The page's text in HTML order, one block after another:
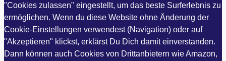
"Cookies zulassen" eingestellt, um das beste Surferlebnis zu
ermöglichen. Wenn du diese Website ohne Änderung der
Cookie-Einstellungen verwendest (Navigation) oder auf
"Akzeptieren" klickst, erklärst Du Dich damit einverstanden.
Dann können auch Cookies von Drittanbietern wie Amazon,